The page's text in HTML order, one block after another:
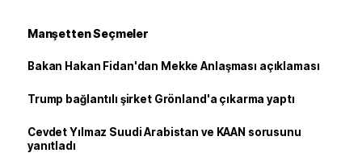
Manşetten Seçmeler
Bakan Hakan Fidan'dan Mekke Anlaşması açıklaması
Trump bağlantılı şirket Grönland'a çıkarma yaptı
Cevdet Yılmaz Suudi Arabistan ve KAAN sorusunu
yanıtladı